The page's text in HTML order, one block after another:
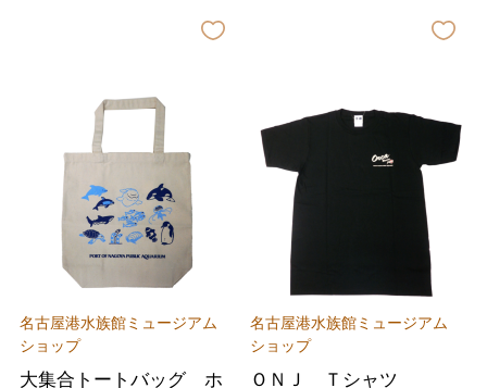
名古屋港水族館ミュージアム
ショップ
大集合トートバッグ ホ
名古屋港水族館ミュージアム
ショップ
ＯＮＪ Ｔシャツ